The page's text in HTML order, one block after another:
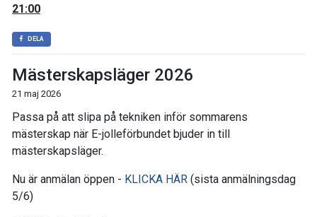
21:00
DELA
Mästerskapsläger 2026
21 maj 2026
Passa på att slipa på tekniken inför sommarens
mästerskap när E-jolleförbundet bjuder in till
mästerskapsläger.
Nu är anmälan öppen - KLICKA HÄR (sista anmälningsdag
5/6)